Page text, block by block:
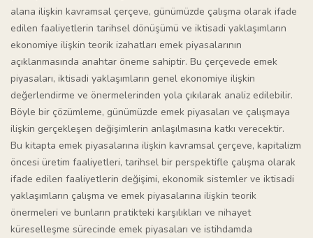
alana ilişkin kavramsal çerçeve, günümüzde çalışma olarak ifade
edilen faaliyetlerin tarihsel dönüşümü ve iktisadi yaklaşımların
ekonomiye ilişkin teorik izahatları emek piyasalarının
açıklanmasında anahtar öneme sahiptir. Bu çerçevede emek
piyasaları, iktisadi yaklaşımların genel ekonomiye ilişkin
değerlendirme ve önermelerinden yola çıkılarak analiz edilebilir.
Böyle bir çözümleme, günümüzde emek piyasaları ve çalışmaya
ilişkin gerçekleşen değişimlerin anlaşılmasına katkı verecektir.
Bu kitapta emek piyasalarına ilişkin kavramsal çerçeve, kapitalizm
öncesi üretim faaliyetleri, tarihsel bir perspektifle çalışma olarak
ifade edilen faaliyetlerin değişimi, ekonomik sistemler ve iktisadi
yaklaşımların çalışma ve emek piyasalarına ilişkin teorik
önermeleri ve bunların pratikteki karşılıkları ve nihayet
küreselleşme sürecinde emek piyasaları ve istihdamda